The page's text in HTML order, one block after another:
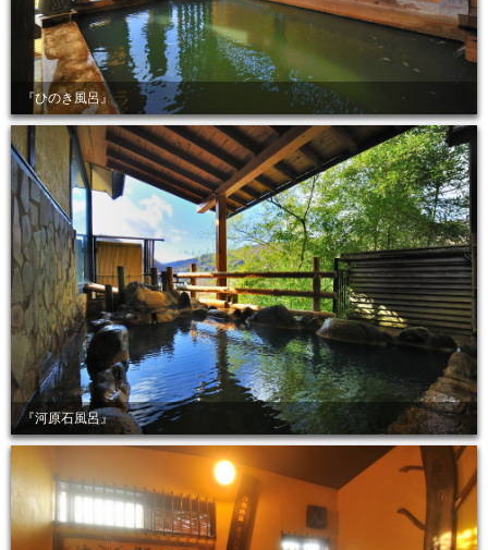
『ひのき風呂』
『河原石風呂』